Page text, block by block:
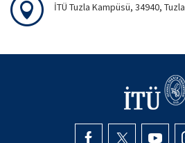
İTÜ Tuzla Kampüsü, 34940,